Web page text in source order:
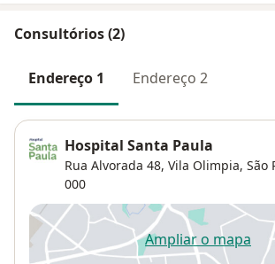
Consultórios (2)
Endereço 1 Endereço 2
Hospital Santa Paula
Rua Alvorada 48, Vila Olimpia, São
000
Ampliar o mapa
abre num